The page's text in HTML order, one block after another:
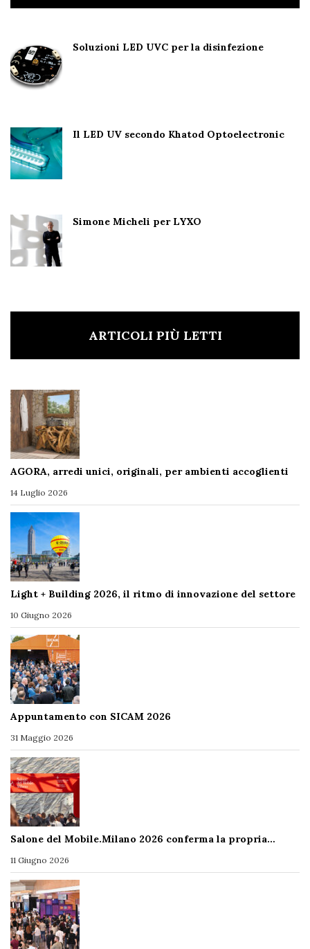
Soluzioni LED UVC per la disinfezione
Il LED UV secondo Khatod Optoelectronic
Simone Micheli per LYXO
ARTICOLI PIÙ LETTI
AGORA, arredi unici, originali, per ambienti accoglienti
14 Luglio 2026
Light + Building 2026, il ritmo di innovazione del settore
10 Giugno 2026
Appuntamento con SICAM 2026
31 Maggio 2026
Salone del Mobile.Milano 2026 conferma la propria…
11 Giugno 2026